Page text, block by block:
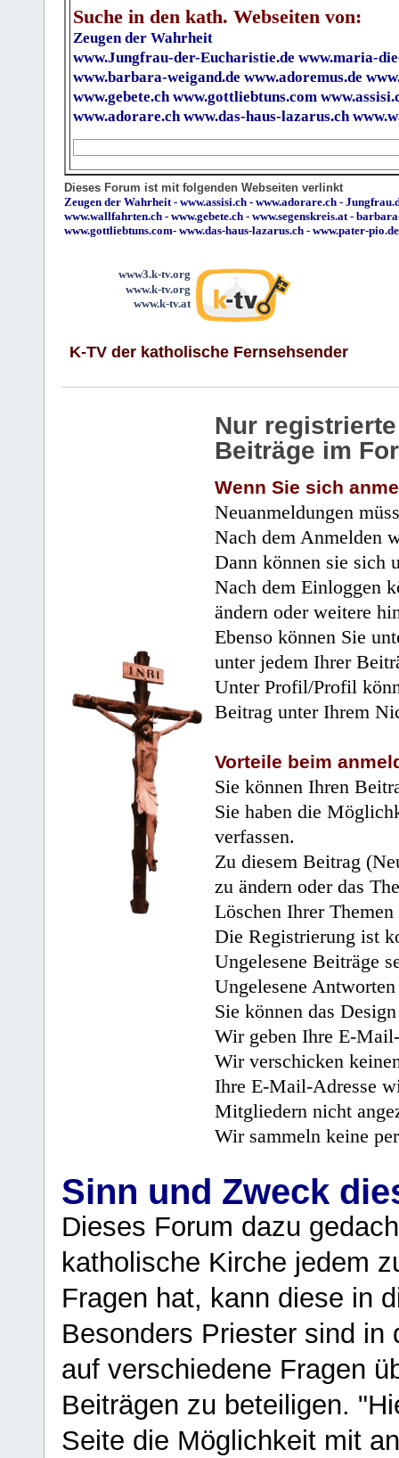
Suche in den kath. Webseiten von:
Zeugen der Wahrheit
www.Jungfrau-der-Eucharistie.de www.maria-
www.barbara-weigand.de www.adoremus.de
www.gebete.ch www.gottliebtuns.com
www.adorare.ch www.das-haus-lazarus.ch
Dieses Forum ist mit folgenden Webseiten verlinkt
Zeugen der Wahrheit- www.assisi.ch - www.adorare.ch -
www.wallfahrten.ch - www.gebete.ch - www.segenskreis.at-
www.gottliebtuns.com- www.das-haus-lazarus.ch - www.pater-pio.de
www3.k-tv.org
www.k-tv.org
www.k-tv.at
K-TV der katholische Fernsehsender
Nur
Beiträge im
Wenn Sie sich
Neuanmeldungen
Nach dem Anmelden
Dann können sie sich
Nach dem Einloggen
ändern oder weitere
Ebenso können Sie
unter jedem Ihrer
Unter Profil/Profil
Beitrag unter Ihrem
Vorteile beim
Sie können Ihren
Sie haben die
verfassen.
Zu diesem Beitrag
zu ändern oder das
Löschen Ihrer
Die Registrierung ist
Ungelesene Beiträge
Ungelesene
Sie können das
Wir geben Ihre E-
Wir verschicken
Ihre E-Mail-Adresse
Mitgliedern nicht
Wir sammeln keine
Sinn und Zweck
Dieses Forum dazu
katholische Kirche jedem
Fragen hat, kann diese in
Besonders Priester sind in
auf verschiedene Fragen
Beiträgen zu beteiligen.
Seite die Möglichkeit mit